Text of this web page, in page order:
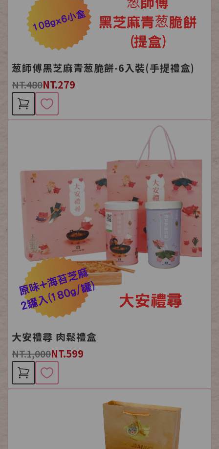
葱師傅黑芝麻青葱脆餅-6入裝(手提禮盒)
NT.480NT.279
大安禮尋 肉鬆禮盒
NT.1,000NT.599